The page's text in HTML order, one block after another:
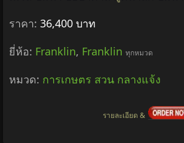
ราคา: 36,400 บาท
ยี่ห้อ: Franklin, Franklin ทุกหมวด
หมวด: การเกษตร สวน กลางแจ้ง
รายละเอียด &